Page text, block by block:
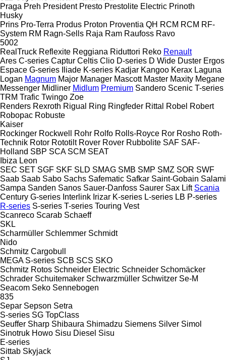
Praga Preh President Presto Prestolite Electric Prinoth
Husky
Prins Pro-Terra Produs Proton Proventia QH RCM RCM RF-
System RM Ragn-Sells Raja Ram Raufoss Ravo
5002
RealTruck Reflexite Reggiana Riduttori Reko Renault
Ares C-series Captur Celtis Clio D-series D Wide Duster Ergos
Espace G-series Iliade K-series Kadjar Kangoo Kerax Laguna
Logan Magnum Major Manager Mascott Master Maxity Megane
Messenger Midliner Midlum Premium Sandero Scenic T-series
TRM Trafic Twingo Zoe
Renders Rexroth Rigual Ring Ringfeder Rittal Robel Robert
Robopac Robuste
Kaiser
Rockinger Rockwell Rohr Rolfo Rolls-Royce Ror Rosho Roth-
Technik Rotor Rototilt Rover Rover Rubbolite SAF SAF-
Holland SBP SCA SCM SEAT
Ibiza Leon
SEC SET SGF SKF SLD SMAG SMB SMP SMZ SOR SWF
Saab Saab Sabo Sachs Safematic Safkar Saint-Gobain Salami
Sampa Sanden Sanos Sauer-Danfoss Saurer Sax Lift Scania
Century G-series Interlink Irizar K-series L-series LB P-series
R-series S-series T-series Touring Vest
Scanreco Scarab Schaeff
SKL
Scharmüller Schlemmer Schmidt
Nido
Schmitz Cargobull
MEGA S-series SCB SCS SKO
Schmitz Rotos Schneider Electric Schneider Schomäcker
Schrader Schuitemaker Schwarzmüller Schwitzer Se-M
Seacom Seko Sennebogen
835
Separ Sepson Setra
S-series SG TopClass
Seuffer Sharp Shibaura Shimadzu Siemens Silver Simol
Sinotruk Howo Sisu Diesel Sisu
E-series
Sittab Skyjack